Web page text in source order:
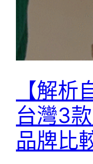
【解析
台灣3
品牌比